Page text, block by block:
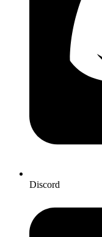
Discord